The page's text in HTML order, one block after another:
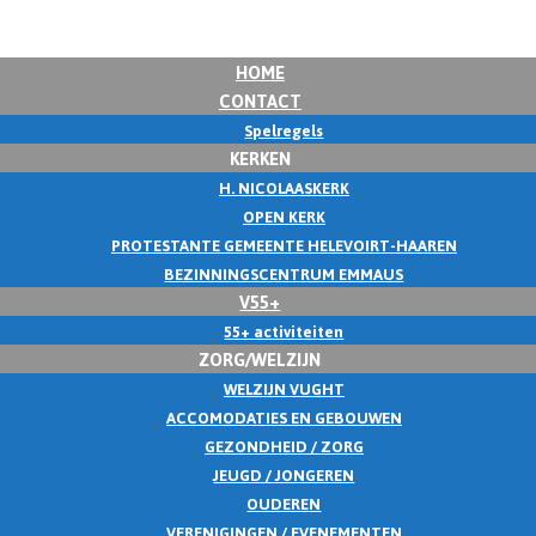
HOME
CONTACT
Spelregels
KERKEN
H. NICOLAASKERK
OPEN KERK
PROTESTANTE GEMEENTE HELEVOIRT-HAAREN
BEZINNINGSCENTRUM EMMAUS
V55+
55+ activiteiten
ZORG/WELZIJN
WELZIJN VUGHT
ACCOMODATIES EN GEBOUWEN
GEZONDHEID / ZORG
JEUGD / JONGEREN
OUDEREN